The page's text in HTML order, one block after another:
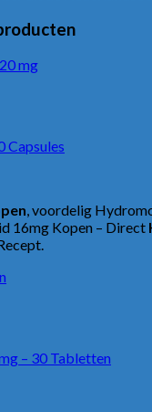
Capsules
, voordelig
16mg Kopen – Direct
– 30 Tabletten